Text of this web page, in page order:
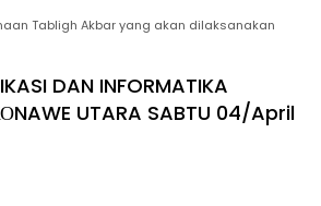
Tabligh Akbar yang akan dilaksanakan
DAN INFORMATIKA
UTARA SABTU 04/April